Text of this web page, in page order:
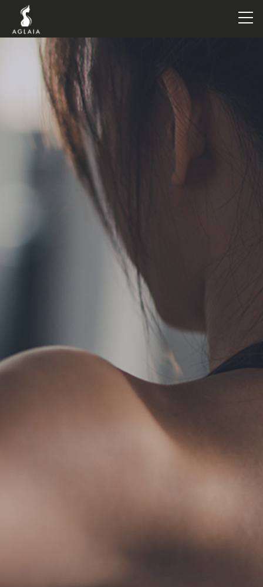
FLOW
AGLAIA Blog
TERMS
フォーム予約